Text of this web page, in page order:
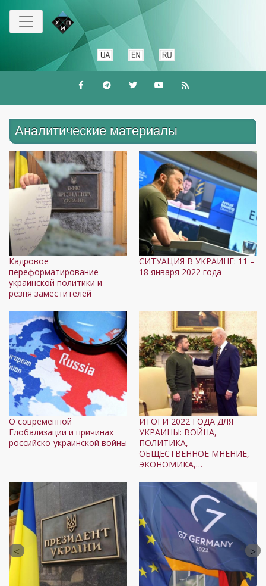
Перейти
к
основному
содержанию
Аналитические материалы
Кадровое
переформатирование
украинской политики и
резня заместителей
СИТУАЦИЯ В УКРАИНЕ: 11 –
18 января 2022 года
О современной
Глобализации и причинах
российско-украинской войны
ИТОГИ 2022 ГОДА ДЛЯ
УКРАИНЫ: ВОЙНА,
ПОЛИТИКА,
ОБЩЕСТВЕННОЕ МНЕНИЕ,
ЭКОНОМИКА,…